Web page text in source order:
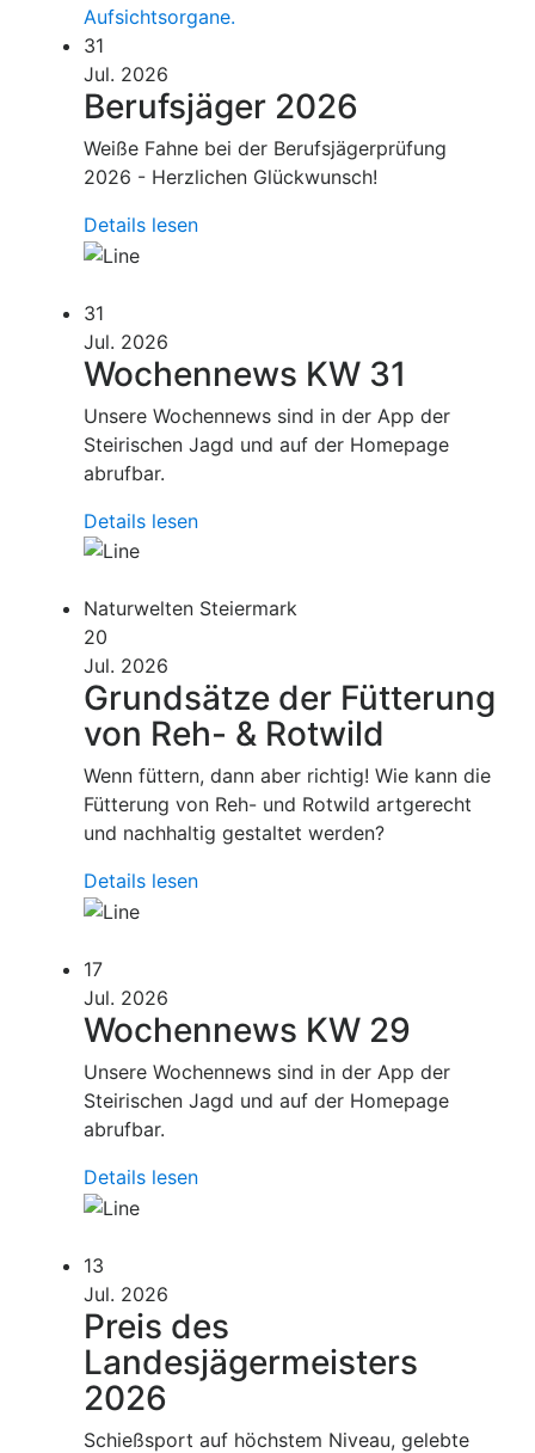
31
Jul. 2026
Berufsjäger 2026
Weiße Fahne bei der Berufsjägerprüfung
2026 - Herzlichen Glückwunsch!
Details lesen
31
Jul. 2026
Wochennews KW 31
Unsere Wochennews sind in der App der
Steirischen Jagd und auf der Homepage
abrufbar.
Details lesen
Naturwelten Steiermark
20
Jul. 2026
Grundsätze der Fütterung
von Reh- & Rotwild
Wenn füttern, dann aber richtig! Wie kann die
Fütterung von Reh- und Rotwild artgerecht
und nachhaltig gestaltet werden?
Details lesen
17
Jul. 2026
Wochennews KW 29
Unsere Wochennews sind in der App der
Steirischen Jagd und auf der Homepage
abrufbar.
Details lesen
13
Jul. 2026
Preis des
Landesjägermeisters
2026
Schießsport auf höchstem Niveau, gelebte